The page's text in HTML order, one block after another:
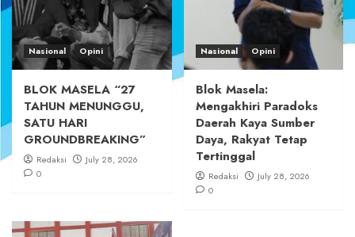
Nasional Opini
BLOK MASELA “27
TAHUN MENUNGGU,
SATU HARI
GROUNDBREAKING”
Redaksi
July 28, 2026
0
Nasional Opini
Blok Masela:
Mengakhiri Paradoks
Daerah Kaya Sumber
Daya, Rakyat Tetap
Tertinggal
Redaksi
July 28, 2026
0